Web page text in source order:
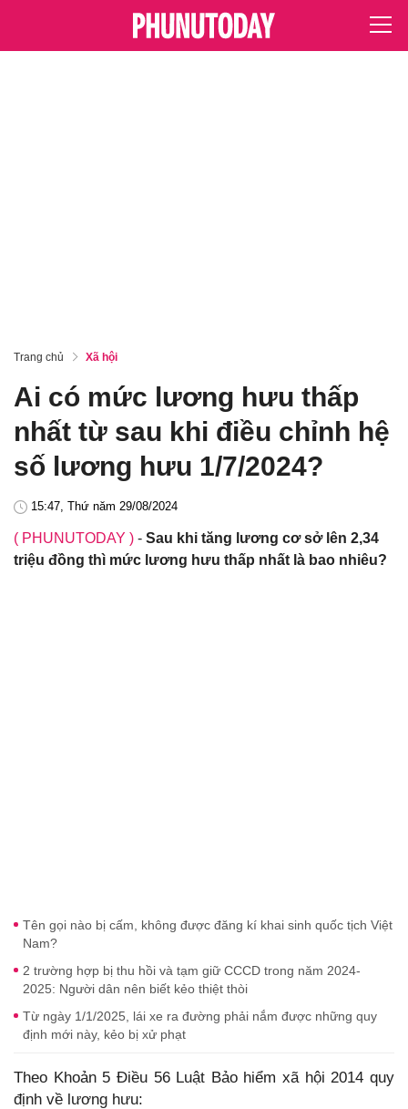
Trang chủ Xã hội
Ai có mức lương hưu thấp
nhất từ sau khi điều chỉnh hệ
số lương hưu 1/7/2024?
15:47, Thứ năm 29/08/2024
( PHUNUTODAY ) - Sau khi tăng lương cơ sở lên 2,34
triệu đồng thì mức lương hưu thấp nhất là bao nhiêu?
Tên gọi nào bị cấm, không được đăng kí khai sinh quốc tịch Việt
Nam?
2 trường hợp bị thu hồi và tạm giữ CCCD trong năm 2024-
2025: Người dân nên biết kẻo thiệt thòi
Từ ngày 1/1/2025, lái xe ra đường phải nắm được những quy
định mới này, kẻo bị xử phạt
Theo Khoản 5 Điều 56 Luật Bảo hiểm xã hội 2014 quy
định về lương hưu: